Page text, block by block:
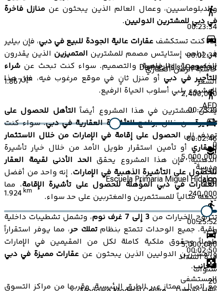
والدبلوماسيين، وعمال العالم الذين يبحثون عن منازل فاخرة
في دبي للمشترين الدوليين.
إذا كنت تستكشف عقارات عالية الجودة للبيع في دبي، فإن بيلير
في ترامب إستايتس مصمم للمشترين المتميزين الذين يقدرون
الخصوصية، والرفاهية، والتصميم. سواء كنت تبحث عن شراء
للتأجير في دبي أو منزل ثانٍ في موقع مرغوب فيه، فإن هذا
المشروع يلبي أسلوب الحياة الرفيع.
يمكن للمشترين في هذا المشروع أيضاً التأهل للحصول على
تأشيرةمن خلالبرنامج التأشيرة العقارية في دبي. سواء كنت
تهدف إلى الحصول على إقامة في الإمارات من خلال الاستثمار
العقاري أو تأمين استقرار طويل الأمد من خلال خيار تأشيرة
الذهبية، فإن هذا المشروع يحقق الحد الأدنى لقيمة العقار
للحصول على التأشيرة الذهبية في الإمارات. إنه واحد من أفضل
العقارات في دبي المؤهلة للحصول على تأشيرة الإقامة، مما
يجعله مثالياً للمستثمرين والمغتربين على حد سواء.
تتراوح الخيارات من3 إلى 7 غرف نوم
، وتشمل تشطيبات داخلية
راقية. جميع الوحدات تتمتع بنظامتملك حر، مما يوفر استقراراً
طويلاً وحقوق ملكية كاملة لكل من المقيمين في الإمارات
والمشترين الدوليين الذين يبحثون عن عقارات مميزة في دبي
للأجانب.
مع اتصال ممتاز عبر الطرق الرئيسية، وقربها من مراكز التسوق
00:23:34
00:02:34
Damac Hills, Carrefour
1.867km
00:25:19
00:02:46
مدرسة
Escuela Primaria Miguel Hidalgo
1.924km
00:25:52
00:02:50
المستشفى
حاسبة الرهن العقاري
السعر
2,400,000
AED
0
5,000,000
إيداع
AED
240,000
0
5,000,000
مدة السداد
سنوات
20